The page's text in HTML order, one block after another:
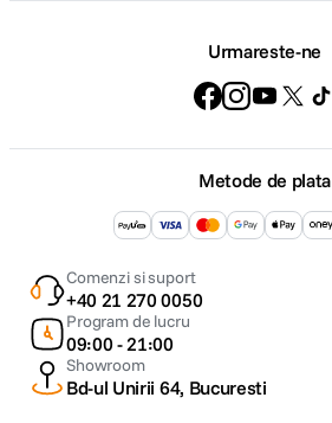
Urmareste-ne
Metode de plata
Comenzi si suport
+40 21 270 0050
Program de lucru
09:00 - 21:00
Showroom
Bd-ul Unirii 64, Bucuresti